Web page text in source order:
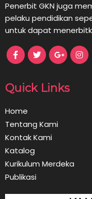
Penerbit GKN juga
pelaku pendidikan
untuk dapat
Quick Links
Home
Tentang Kami
Kontak Kami
Katalog
Kurikulum Merdeka
Publikasi